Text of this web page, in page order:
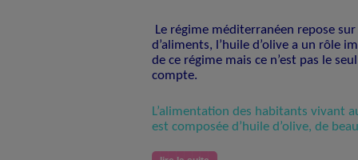
Le régime méditerranéen repose
d’aliments, l’huile d’olive a un rôle
de ce régime mais ce n’est pas le
compte.
L’alimentation des habitants vivant
est composée d’huile d’olive, de